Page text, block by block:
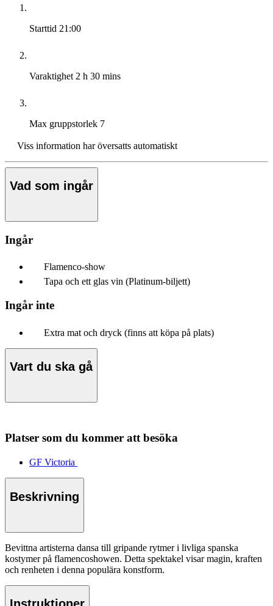
Starttid 21:00
Varaktighet 2 h 30 mins
Max gruppstorlek 7
Viss information har översatts automatiskt
Vad som ingår
Ingår
Flamenco-show
Tapa och ett glas vin (Platinum-biljett)
Ingår inte
Extra mat och dryck (finns att köpa på plats)
Vart du ska gå
Platser som du kommer att besöka
GF Victoria
Beskrivning
Bevittna artisterna dansa till gripande rytmer i livliga spanska
kostymer på flamencoshowen. Detta spektakel visar magin, kraften
och renheten i denna populära konstform.